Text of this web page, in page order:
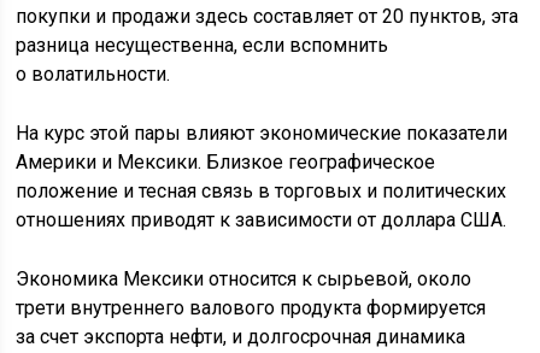
покупки и продажи здесь составляет от 20 пунктов, эта
разница несущественна, если вспомнить
о волатильности.
На курс этой пары влияют экономические показатели
Америки и Мексики. Близкое географическое
положение и тесная связь в торговых и политических
отношениях приводят к зависимости от доллара США.
Экономика Мексики относится к сырьевой, около
трети внутреннего валового продукта формируется
за счет экспорта нефти, и долгосрочная динамика